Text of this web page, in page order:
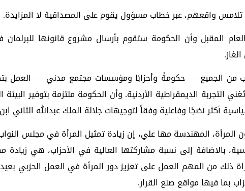
تلامس واقعهم، عبر خطاب مسؤول يقوم على المصداقية لا المزايدة.
المقبل وأن الحكومة ستقوم بأرسال مشروع قانونها
من الجميع — حكومةً وأحزابًا ومؤسسات مجتمع مدني — العمل
التجربة الديمقراطية الأردنية. وأن الحكومة ملتزمة بتوفير
أكثر نضجًا وفاعلية وفقاً لتوجيهات جلالة الملك عبدالله الثاني
المرأة، المهندسة مها علي، إن زيادة تمثيل المرأة في مجلس
بالاضافة إلى نسبة مشاركتها العالية في الأحزاب، هي
ذلك من المهم العمل على تعزيز دور المرأة في العمل الحزبي
بما فيها مواقع صنع القرار.